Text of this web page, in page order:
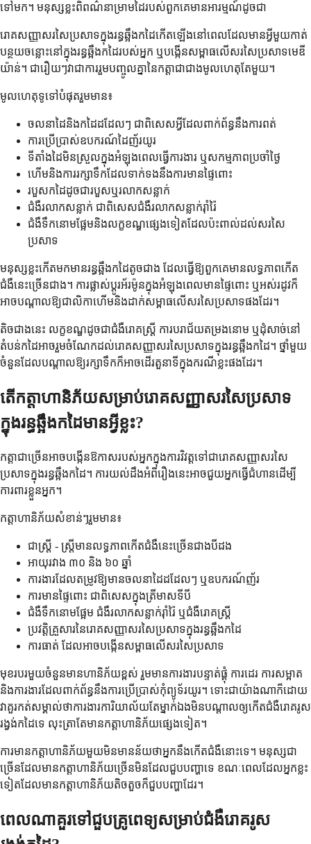
ទៅមក។ មនុស្សខ្លះពិពណ៌នាម្រាមដៃរបស់ពួកគេមានអារម្មណ៍ដូចជា
រោគសញ្ញាសរសៃប្រសាទក្នុងរន្ធឆ្អឹងកដៃកើតឡើងនៅពេលដែលមានអ្វីមួយកាត់
បន្ថយចន្លោះនៅក្នុងរន្ធឆ្អឹងកដៃរបស់អ្នក ឬបង្កើនសម្ពាធលើសរសៃប្រសាទមេឌី
យ៉ាន់។ ជារឿយៗវាជាការរួមបញ្ចូលគ្នានៃកត្តាជាជាងមូលហេតុតែមួយ។
មូលហេតុទូទៅបំផុតរួមមាន៖
ចលនាដៃនិងកដៃដដែលៗ ជាពិសេសអ្វីដែលពាក់ព័ន្ធនឹងការពត់
ការប្រើប្រាស់ឧបករណ៍ដៃញ័រយូរ
ទីតាំងដៃមិនស្រួលក្នុងអំឡុងពេលធ្វើការងារ ឬសកម្មភាពប្រចាំថ្ងៃ
ហើមនិងការរក្សាទឹកដែលទាក់ទងនឹងការមានផ្ទៃពោះ
របួសកដៃដូចជារបួសឬរលាកសន្លាក់
ជំងឺរលាកសន្លាក់ ជាពិសេសជំងឺរលាកសន្លាក់រ៉ាំរ៉ៃ
ជំងឺទឹកនោមផ្អែមនិងលក្ខខណ្ឌផ្សេងទៀតដែលប៉ះពាល់ដល់សរសៃ
ប្រសាទ
មនុស្សខ្លះកើតមកមានរន្ធឆ្អឹងកដៃតូចជាង ដែលធ្វើឱ្យពួកគេមានលទ្ធភាពកើត
ជំងឺនេះច្រើនជាង។ ការផ្លាស់ប្តូរអ័រម៉ូនក្នុងអំឡុងពេលមានផ្ទៃពោះ ឬអស់រដូវក៏
អាចបណ្តាលឱ្យជាលិកាហើមនិងដាក់សម្ពាធលើសរសៃប្រសាទផងដែរ។
តិចជាងនេះ លក្ខខណ្ឌដូចជាជំងឺរោគស្ត្រី ការបរាជ័យតម្រងនោម ឬដុំសាច់នៅ
តំបន់កដៃអាចរួមចំណែកដល់រោគសញ្ញាសរសៃប្រសាទក្នុងរន្ធឆ្អឹងកដៃ។ ថ្នាំមួយ
ចំនួនដែលបណ្តាលឱ្យរក្សាទឹកក៏អាចដើរតួនាទីក្នុងករណីខ្លះផងដែរ។
តើកត្តាហានិភ័យសម្រាប់រោគសញ្ញាសរសៃប្រសាទ
ក្នុងរន្ធឆ្អឹងកដៃមានអ្វីខ្លះ?
កត្តាជាច្រើនអាចបង្កើនឱកាសរបស់អ្នកក្នុងការវិវត្តទៅជារោគសញ្ញាសរសៃ
ប្រសាទក្នុងរន្ធឆ្អឹងកដៃ។ ការយល់ដឹងអំពីរឿងនេះអាចជួយអ្នកធ្វើជំហានដើម្បី
ការពារខ្លួនអ្នក។
កត្តាហានិភ័យសំខាន់ៗរួមមាន៖
ជាស្ត្រី - ស្ត្រីមានលទ្ធភាពកើតជំងឺនេះច្រើនជាងបីដង
អាយុរវាង ៣០ និង ៦០ ឆ្នាំ
ការងារដែលតម្រូវឱ្យមានចលនាដៃដដែលៗ ឬឧបករណ៍ញ័រ
ការមានផ្ទៃពោះ ជាពិសេសក្នុងត្រីមាសទីបី
ជំងឺទឹកនោមផ្អែម ជំងឺរលាកសន្លាក់រ៉ាំរ៉ៃ ឬជំងឺរោគស្ត្រី
ប្រវត្តិគ្រួសារនៃរោគសញ្ញាសរសៃប្រសាទក្នុងរន្ធឆ្អឹងកដៃ
ការធាត់ ដែលអាចបង្កើនសម្ពាធលើសរសៃប្រសាទ
មុខរបរមួយចំនួនមានហានិភ័យខ្ពស់ រួមមានការងារបន្ទាត់ផ្គុំ ការដេរ ការសម្អាត
និងការងារដែលពាក់ព័ន្ធនឹងការប្រើប្រាស់កុំព្យូទ័រយូរ។ ទោះជាយ៉ាងណាក៏ដោយ
វាគួរកត់សម្គាល់ថាការងារការិយាល័យតែម្នាក់ឯងមិនបណ្តាលឲ្យកើតជំងឺរោគរូស
រង្វង់កដៃទេ លុះត្រាតែមានកត្តាហានិភ័យផ្សេងទៀត។
ការមានកត្តាហានិភ័យមួយមិនមានន័យថាអ្នកនឹងកើតជំងឺនោះទេ។ មនុស្សជា
ច្រើនដែលមានកត្តាហានិភ័យច្រើនមិនដែលជួបបញ្ហាទេ ខណៈពេលដែលអ្នកខ្លះ
ទៀតដែលមានកត្តាហានិភ័យតិចតួចក៏ជួបបញ្ហាដែរ។
ពេលណាគួរទៅជួបគ្រូពេទ្យសម្រាប់ជំងឺរោគរូស